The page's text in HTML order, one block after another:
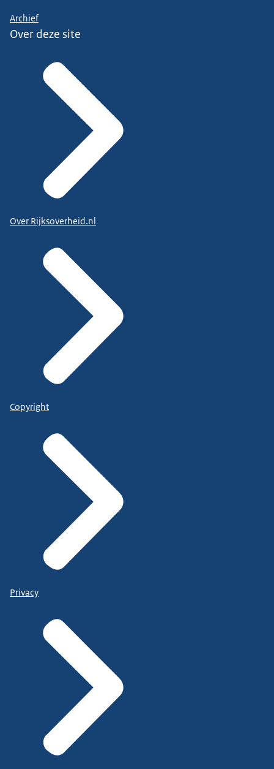
Archief
Over deze site
Over Rijksoverheid.nl
Copyright
Privacy